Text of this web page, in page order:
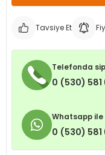
Tavsiye Et
Telefonda
0 (530) 581
Whatsapp ile
0 (530) 581